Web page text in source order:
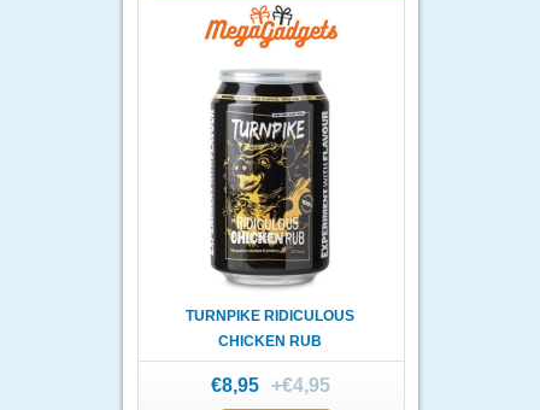
TURNPIKE RIDICULOUS
CHICKEN RUB
€8,95 +€4,95